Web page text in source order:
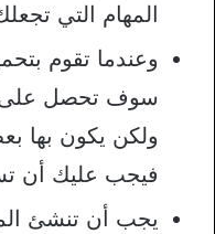
المهام التي
وعندما تقوم
سوف تحصل على
ولكن يكون بها
فيجب عليك أن
يجب أن تنشئ